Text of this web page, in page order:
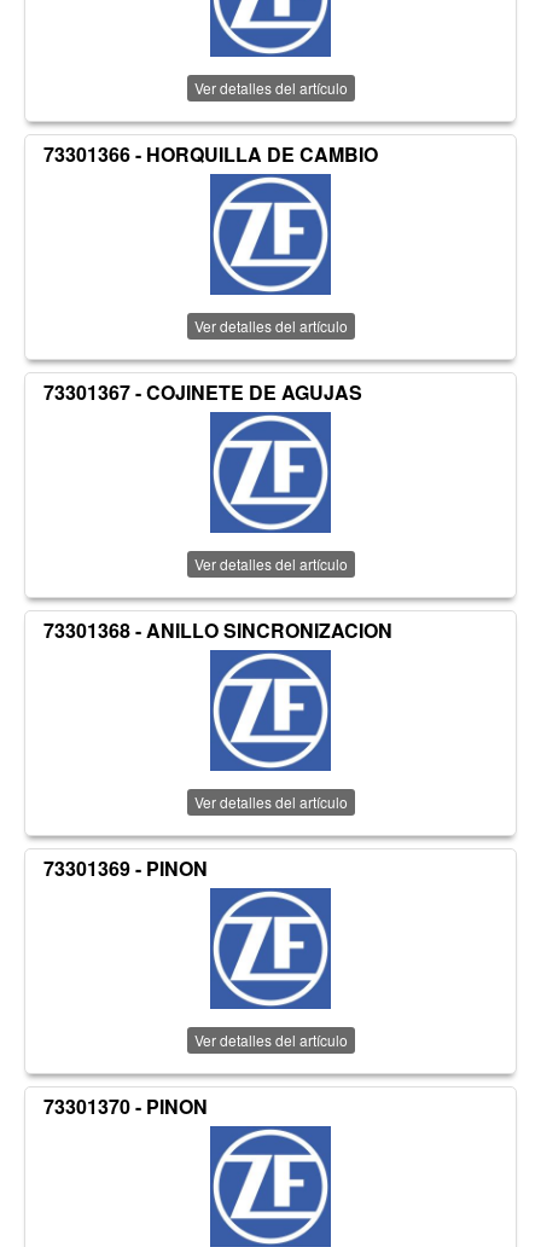
Ver detalles del artículo
73301366 - HORQUILLA DE CAMBIO
Ver detalles del artículo
73301367 - COJINETE DE AGUJAS
Ver detalles del artículo
73301368 - ANILLO SINCRONIZACION
Ver detalles del artículo
73301369 - PINON
Ver detalles del artículo
73301370 - PINON